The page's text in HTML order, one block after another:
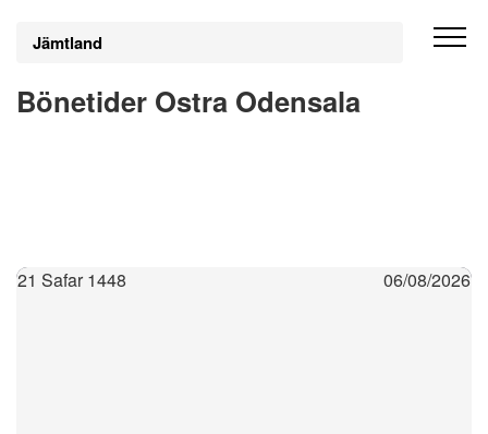
Jämtland
Bönetider Ostra Odensala
21 Safar 1448 06/08/2026